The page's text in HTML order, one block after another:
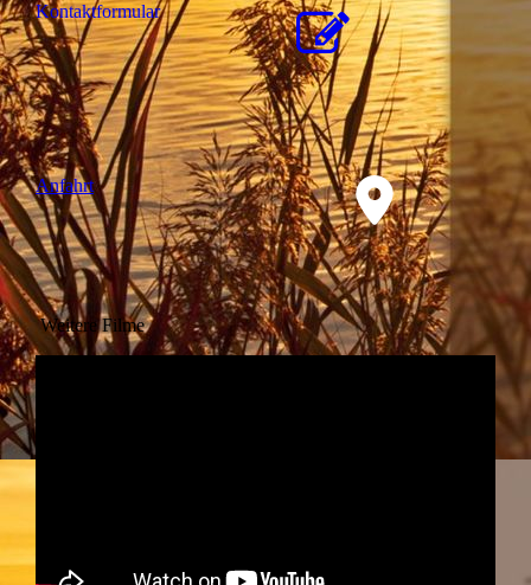
Kon­takt­for­mu­lar
Anfahrt
Weitere Filme